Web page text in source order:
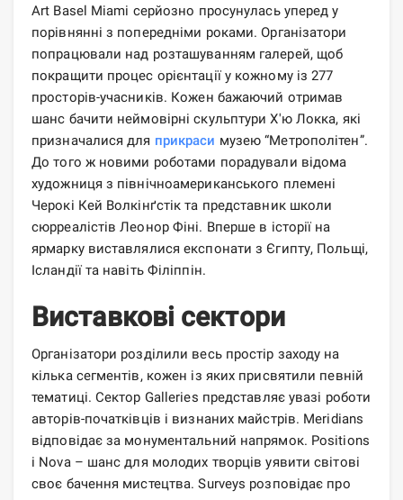
Art Basel Miami серйозно просунулась уперед у
порівнянні з попередніми роками. Організатори
попрацювали над розташуванням галерей, щоб
покращити процес орієнтації у кожному із 277
просторів-учасників. Кожен бажаючий отримав
шанс бачити неймовірні скульптури Х'ю Локка, які
призначалися для прикраси музею “Метрополітен”.
До того ж новими роботами порадували відома
художниця з північноамериканського племені
Черокі Кей Волкінґстік та представник школи
сюрреалістів Леонор Фіні. Вперше в історії на
ярмарку виставлялися експонати з Єгипту, Польщі,
Ісландії та навіть Філіппін.
Виставкові сектори
Організатори розділили весь простір заходу на
кілька сегментів, кожен із яких присвятили певній
тематиці. Сектор Galleries представляє увазі роботи
авторів-початківців і визнаних майстрів. Meridians
відповідає за монументальний напрямок. Positions
і Nova – шанс для молодих творців уявити світові
своє бачення мистецтва. Surveys розповідає про